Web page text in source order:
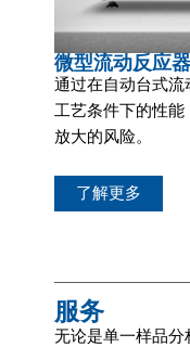
微型流动反应器
通过在自动台式
工艺条件下的性
放大的风险。
了解更多
服务
无论是单一样品